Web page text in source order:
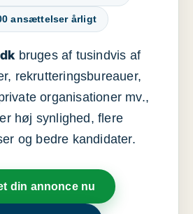
ansættelser årligt
bruges af tusindvis af
rekrutteringsbureauer,
organisationer mv.,
høj synlighed, flere
og bedre kandidater.
din annonce nu